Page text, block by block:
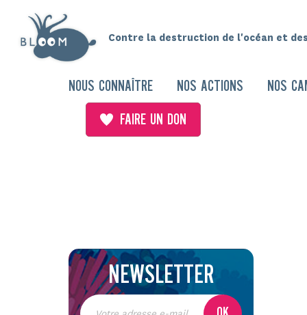
Contre la destruction de l'océan et
NOUS CONNAÎTRE NOS ACTIONS NOS
FAIRE UN DON
NEWSLETTER